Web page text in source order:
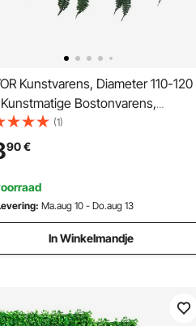
Kunstvarens, Diameter 110-120
Bostonvarens,
met 88 Takken,
voor Thuiskantoor & Buiten
Niet Inbegrepen)
(1)
90€
Ma.aug 10 - Do.aug 13
In Winkelmandje